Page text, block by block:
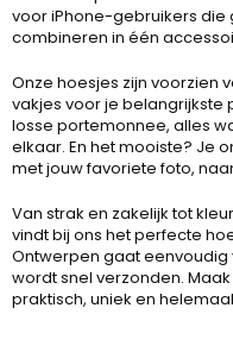
voor iPhone-gebruikers die
combineren in één
Onze hoesjes zijn voorzien
vakjes voor je belangrijkste
losse portemonnee, alles
elkaar. En het mooiste? Je
met jouw favoriete foto,
Van strak en zakelijk tot
vindt bij ons het perfecte
Ontwerpen gaat eenvoudig
wordt snel verzonden.
praktisch, uniek en